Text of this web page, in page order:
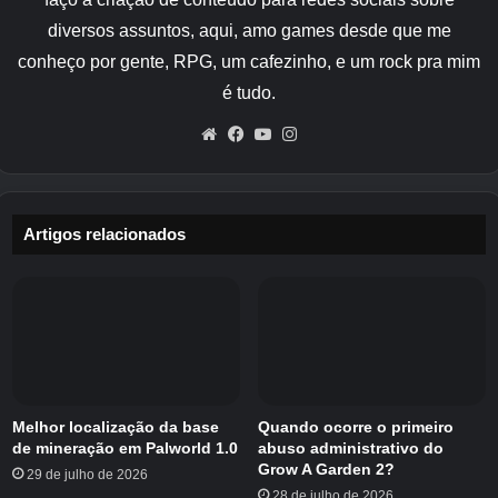
amigos para sua ilha e visite suas ilhas
você pode alternativamente todoscolaborar
em uma Cloud Island(estes sãomuito
diferente das Ilhas dos Sonhos). As Ilhas das
Nuvens são completamente separadas do seu
Se você deseja convidar amigos para o seu
mundo em Pokopia ou, alternativamente, visitar
diversos assuntos, aqui, amo games desde que me
conheço por gente, RPG, um cafezinho, e um rock pra mim
é tudo.
WebsiteFacebook
YouTube
Artigos relacionados
Melhor localização da base
de mineração em Palworld 1.0
29 de julho de 2026
Quando ocorre o primeiro
abuso administrativo do
Grow A Garden 2?